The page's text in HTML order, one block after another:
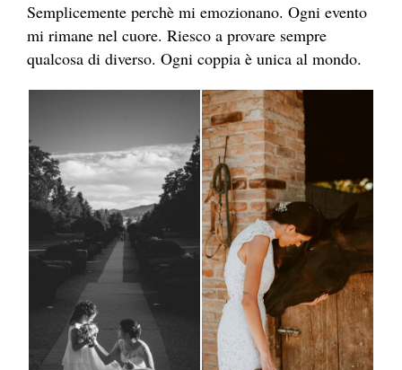
Semplicemente perchè mi emozionano. Ogni evento
mi rimane nel cuore. Riesco a provare sempre
qualcosa di diverso. Ogni coppia è unica al mondo.